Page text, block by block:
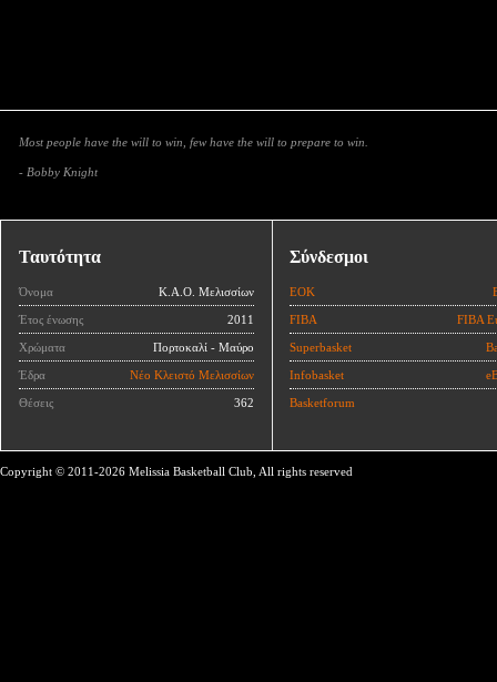
Most people have the will to win, few have the will to prepare to win.
- Bobby Knight
Ταυτότητα
Όνομα Κ.Α.Ο. Μελισσίων
Έτος ένωσης 2011
Χρώματα Πορτοκαλί - Μαύρο
Έδρα Νέο Κλειστό Μελισσίων
Θέσεις 362
Σύνδεσμοι
ΕΟΚ
FIBA FIBA
Superbasket
Infobasket
Basketforum
Copyright © 2011-2026 Melissia Basketball Club, All rights reserved